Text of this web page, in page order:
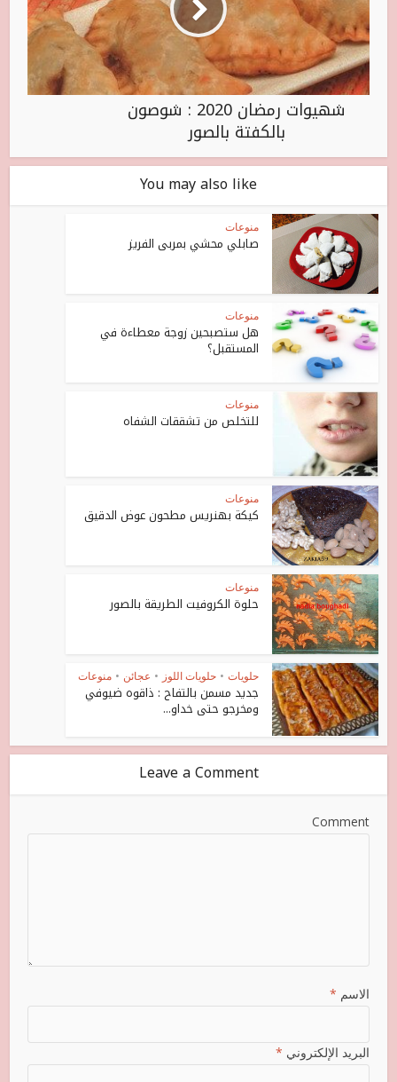
شهيوات رمضان 2020 : شوصون
بالكفتة بالصور
You may also like
منوعات
صابلي محشي بمربى الفريز
منوعات
هل ستصبحين زوجة معطاءة في
المستقبل؟
منوعات
للتخلص من تشققات الشفاه
منوعات
كيكة بهنريس مطحون عوض الدقيق
منوعات
حلوة الكروفيت الطريقة بالصور
حلويات • حلويات اللوز • عجائن • منوعات
جديد مسمن بالتفاح : ذاقوه ضيوفي
ومخرجو حتى خداو...
Leave a Comment
Comment
الاسم *
البريد الإلكتروني *